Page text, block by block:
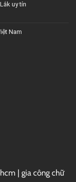
uy tín
Nam
| gia công chữ